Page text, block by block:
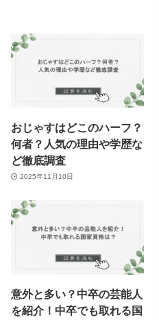
おじゃすはどこのハーフ？
何者？人気の理由や学歴な
ど徹底調査
2025年11月10日
意外と多い？中卒の芸能人
を紹介！中卒でも取れる国